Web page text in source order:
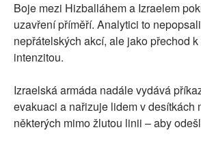
Boje mezi Hizballáhem a Izraelem
uzavření příměří. Analytici to
nepřátelských akcí, ale jako přechod
intenzitou.
Izraelská armáda nadále vydává
evakuaci a nařizuje lidem v desítkách
některých mimo žlutou linii – aby